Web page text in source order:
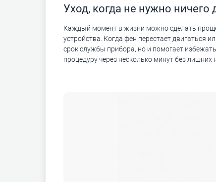
Уход, когда не нужно ничего
Каждый момент в жизни можно сделать
устройства. Когда фен перестает двигаться
срок службы прибора, но и помогает
процедуру через несколько минут без лишних